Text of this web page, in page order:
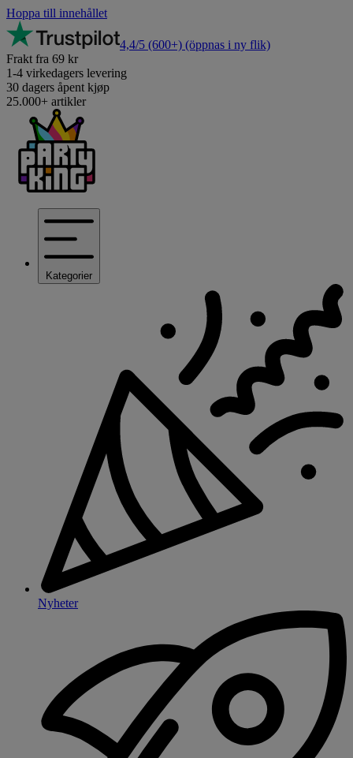
Hoppa till innehållet
4,4/5 (600+) (öppnas i ny flik)
Frakt fra 69 kr
1-4 virkedagers levering
30 dagers åpent kjøp
25.000+ artikler
Kategorier
Nyheter